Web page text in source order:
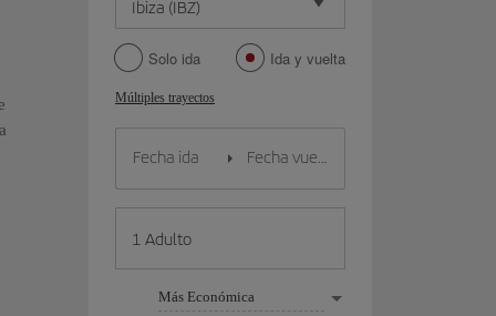
Solo ida Ida y vuelta
Múltiples trayectos
Más Económica